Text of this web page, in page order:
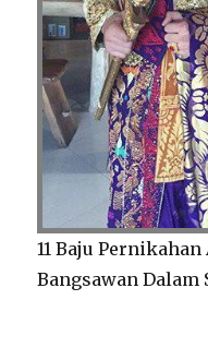
11 Baju
Bangsawan Dalam